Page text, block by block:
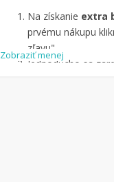
Na získanie extra
prvému nákupu
zľavu".
Jednoducho sa
Zobraziť menej